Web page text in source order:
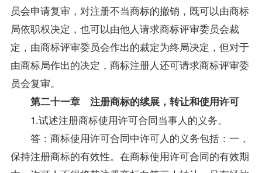
员会申请复审，对注册不当商标的撤销，既可以由商标
局依职权决定，也可以由他人请求商标评审委员会裁
定，由商标评审委员会作出的裁定为终局决定，但对于
由商标局作出的决定，商标注册人还可请求商标评审委
员会复审。
第二十一章 注册商标的续展，转让和使用许可
1.试述注册商标使用许可合同当事人的义务。
答：商标使用许可合同中许可人的义务包括：一，
保持注册商标的有效性。在商标使用许可合同的有效期